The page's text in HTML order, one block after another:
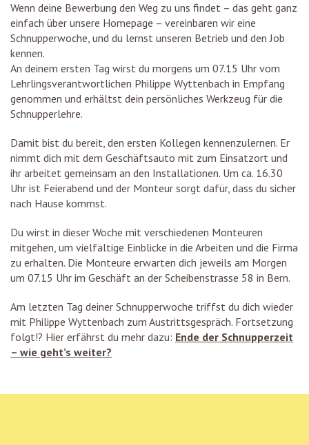
Wenn deine Bewerbung den Weg zu uns findet – das geht ganz
einfach über unsere Homepage – vereinbaren wir eine
Schnupperwoche, und du lernst unseren Betrieb und den Job
kennen.
An deinem ersten Tag wirst du morgens um 07.15 Uhr vom
Lehrlingsverantwortlichen Philippe Wyttenbach in Empfang
genommen und erhältst dein persönliches Werkzeug für die
Schnupperlehre.
Damit bist du bereit, den ersten Kollegen kennenzulernen. Er
nimmt dich mit dem Geschäftsauto mit zum Einsatzort und
ihr arbeitet gemeinsam an den Installationen. Um ca. 16.30
Uhr ist Feierabend und der Monteur sorgt dafür, dass du sicher
nach Hause kommst.
Du wirst in dieser Woche mit verschiedenen Monteuren
mitgehen, um vielfältige Einblicke in die Arbeiten und die Firma
zu erhalten. Die Monteure erwarten dich jeweils am Morgen
um 07.15 Uhr im Geschäft an der Scheibenstrasse 58 in Bern.
Am letzten Tag deiner Schnupperwoche triffst du dich wieder
mit Philippe Wyttenbach zum Austrittsgespräch. Fortsetzung
folgt!? Hier erfährst du mehr dazu: Ende der Schnupperzeit
– wie geht’s weiter?